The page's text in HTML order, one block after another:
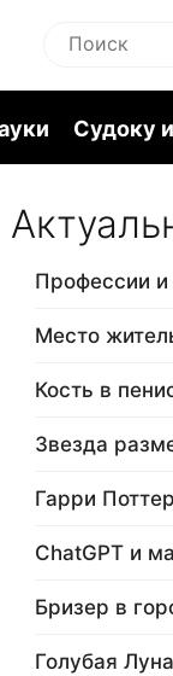
Судоку
Кость в
Звезда
Гарри
Бризер в
Голубая